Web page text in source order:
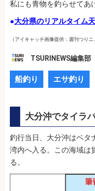
私にも青物を釣らせてあ
●大分県のリアルタイム
（アイキャッチ画像提供：週刊つり
TSURINEWS編集部
船釣り エサ釣り
大分沖でタイラ
釣行当日、大分沖はベタ
湾内へ入る。この海域は
る。